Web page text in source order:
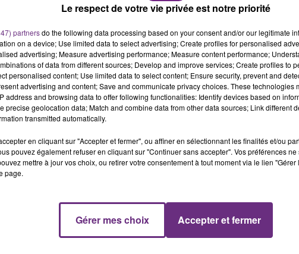
2 min 5
propose un ZOOM sur un sujet d'actualité. Rencontre avec les
Le respect de votre vie privée est notre priorité
partnersdo the following data processing based on your consent and/or our legitimate
on a device; Use limited data to select advertising; Create profiles for personalised
advertising; Measure advertising performance; Measure content performance;
of data from different sources; Develop and improve services; Create profiles to
personalised content; Use limited data to select content; Ensure security, prevent and
advertising and content; Save and communicate privacy choices. These technologies
address and browsing data to offer following functionalities: Identify devices based on
precise geolocation data; Match and combine data from other data sources; Link different
transmitted automatically.
en cliquant sur "Accepter et fermer", ou affiner en sélectionnant les finalités et/ou
pouvez également refuser en cliquant sur "Continuer sans accepter". Vos préférences
mettre à jour vos choix, ou retirer votre consentement à tout moment via le lien
page.
Gérer mes choix Accepter et fermer